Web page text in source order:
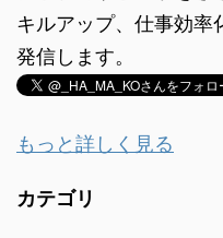
キルアップ、仕事効率
発信します。
もっと詳しく見る
カテゴリ